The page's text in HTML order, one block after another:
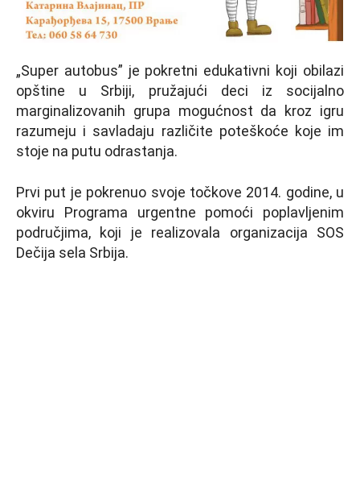
„Super autobus” je pokretni edukativni koji obilazi
opštine u Srbiji, pružajući deci iz socijalno
marginalizovanih grupa mogućnost da kroz igru
razumeju i savladaju različite poteškoće koje im
stoje na putu odrastanja.
Prvi put je pokrenuo svoje točkove 2014. godine, u
okviru Programa urgentne pomoći poplavljenim
područjima, koji je realizovala organizacija SOS
Dečija sela Srbija.